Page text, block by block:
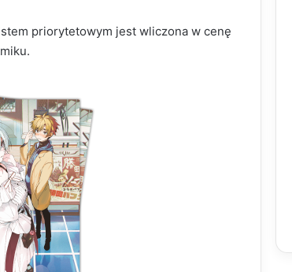
priorytetowym jest wliczona w cenę